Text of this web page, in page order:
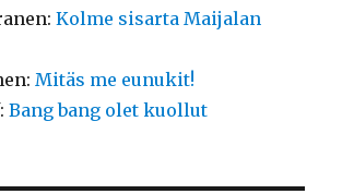
:Kolme sisarta Maijalan
:Mitäs me eunukit!
:Bang bang olet kuollut